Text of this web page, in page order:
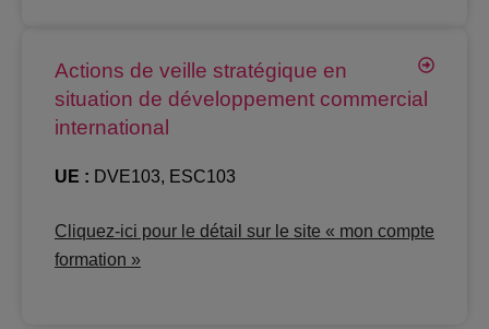
Actions de veille stratégique en
situation de développement commercial
international
UE : DVE103, ESC103
Cliquez-ici pour le détail sur le site « mon compte
formation »